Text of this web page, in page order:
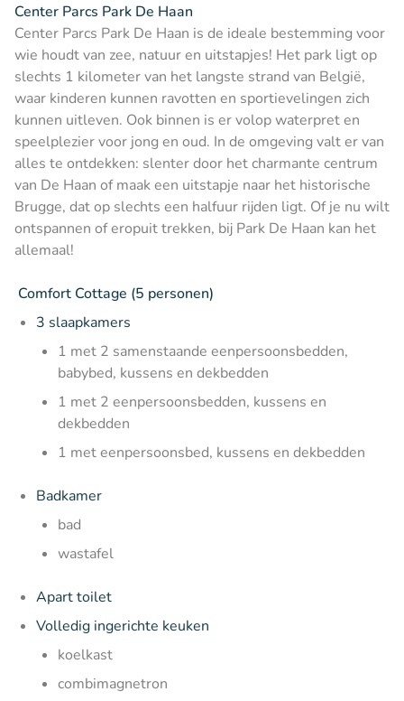
Center Parcs Park De Haan
Center Parcs Park De Haan is de ideale bestemming voor
wie houdt van zee, natuur en uitstapjes! Het park ligt op
slechts 1 kilometer van het langste strand van België,
waar kinderen kunnen ravotten en sportievelingen zich
kunnen uitleven. Ook binnen is er volop waterpret en
speelplezier voor jong en oud. In de omgeving valt er van
alles te ontdekken: slenter door het charmante centrum
van De Haan of maak een uitstapje naar het historische
Brugge, dat op slechts een halfuur rijden ligt. Of je nu wilt
ontspannen of eropuit trekken, bij Park De Haan kan het
allemaal!
Comfort Cottage (5 personen)
3 slaapkamers
1 met 2 samenstaande eenpersoonsbedden,
babybed, kussens en dekbedden
1 met 2 eenpersoonsbedden, kussens en
dekbedden
1 met eenpersoonsbed, kussens en dekbedden
Badkamer
bad
wastafel
Apart toilet
Volledig ingerichte keuken
koelkast
combimagnetron